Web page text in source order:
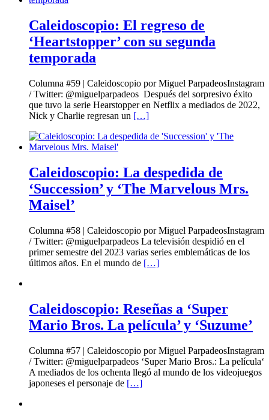
Caleidoscopio: El regreso de
‘Heartstopper’ con su segunda
temporada
Columna #59 | Caleidoscopio por Miguel ParpadeosInstagram
/ Twitter: @miguelparpadeos Después del sorpresivo éxito
que tuvo la serie Hearstopper en Netflix a mediados de 2022,
Nick y Charlie regresan un […]
Caleidoscopio: La despedida de
‘Succession’ y ‘The Marvelous Mrs.
Maisel’
Columna #58 | Caleidoscopio por Miguel ParpadeosInstagram
/ Twitter: @miguelparpadeos La televisión despidió en el
primer semestre del 2023 varias series emblemáticas de los
últimos años. En el mundo de […]
Caleidoscopio: Reseñas a ‘Super
Mario Bros. La película’ y ‘Suzume’
Columna #57 | Caleidoscopio por Miguel ParpadeosInstagram
/ Twitter: @miguelparpadeos ‘Super Mario Bros.: La película‘
A mediados de los ochenta llegó al mundo de los videojuegos
japoneses el personaje de […]